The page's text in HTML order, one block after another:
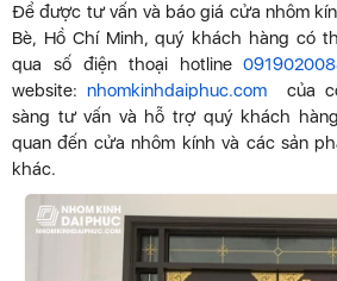
Để được tư vấn và báo giá cửa nhôm
Bè, Hồ Chí Minh, quý khách hàng có
qua số điện thoại hotline
website:nhomkinhdaiphuc.com của
sàng tư vấn và hỗ trợ quý khách
quan đến cửa nhôm kính và các sản
khác.